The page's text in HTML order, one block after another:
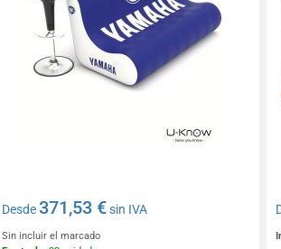
Desde371,53 €sin IVA
Sin incluir el marcado